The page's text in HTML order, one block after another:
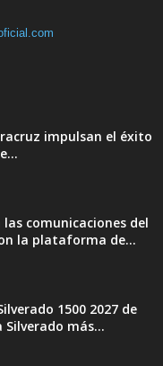
impulsan el éxito
comunicaciones del
la plataforma de...
1500 2027 de
Silverado más...